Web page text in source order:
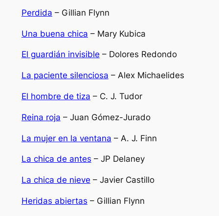
Perdida – Gillian Flynn
Una buena chica – Mary Kubica
El guardián invisible – Dolores Redondo
La paciente silenciosa – Alex Michaelides
El hombre de tiza – C. J. Tudor
Reina roja – Juan Gómez-Jurado
La mujer en la ventana – A. J. Finn
La chica de antes – JP Delaney
La chica de nieve – Javier Castillo
Heridas abiertas – Gillian Flynn